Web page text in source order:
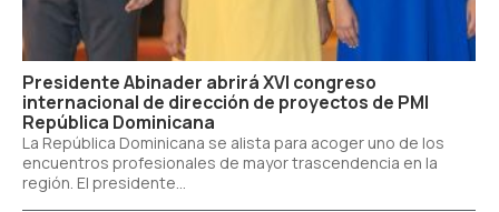
Presidente Abinader abrirá XVI congreso
internacional de dirección de proyectos de PMI
República Dominicana
La República Dominicana se alista para acoger uno de los
encuentros profesionales de mayor trascendencia en la
región. El presidente...